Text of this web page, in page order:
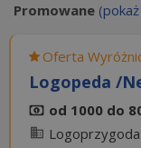
Promowane
Oferta
Logopeda /
od 1000 do
Logoprzygoda